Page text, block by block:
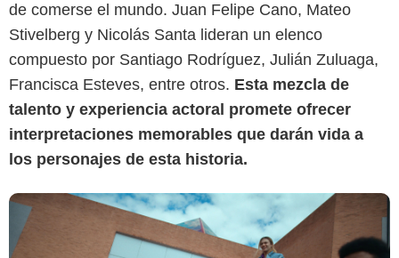
de comerse el mundo. Juan Felipe Cano, Mateo
Stivelberg y Nicolás Santa lideran un elenco
compuesto por Santiago Rodríguez, Julián Zuluaga,
Francisca Esteves, entre otros. Esta mezcla de
talento y experiencia actoral promete ofrecer
interpretaciones memorables que darán vida a
los personajes de esta historia.